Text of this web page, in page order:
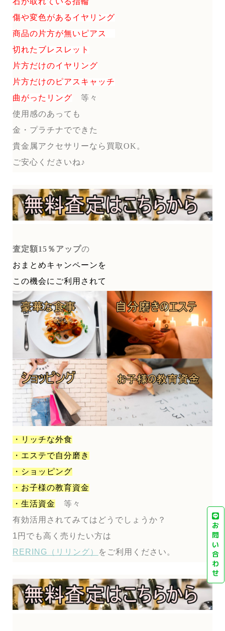
傷や変色があるイヤリング
商品の片方が無いピアス
切れたブレスレット
片方だけのイヤリング
片方だけのピアスキャッチ
曲がったリング
等々
使用感のあっても
金・プラチナでできた
貴金属アクセサリーなら買取OK。
ご安心くださいね♪
査定額15％アップの
おまとめキャンペーンを
この機会にご利用されて
・リッチな外食
・エステで自分磨き
・ショッピング
・お子様の教育資金
・生活資金
等々
有効活用されてみてはどうでしょうか？
1円でも高く売りたい方は
RERING（リリング）
をご利用ください。
お
問
い
合
わ
せ